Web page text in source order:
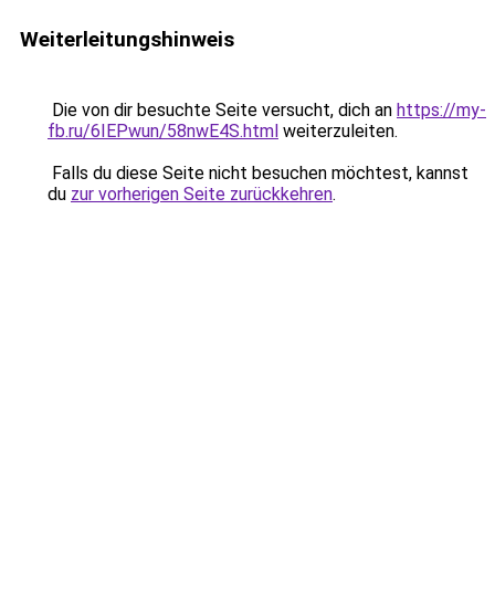
Weiterleitungshinweis
Die von dir besuchte Seite versucht, dich an https://my-
fb.ru/6IEPwun/58nwE4S.html weiterzuleiten.
Falls du diese Seite nicht besuchen möchtest, kannst
du zur vorherigen Seite zurückkehren.